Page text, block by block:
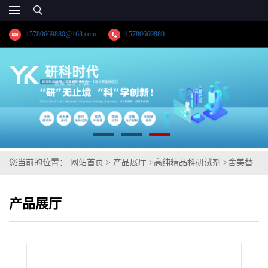
15780669880@163.com 15780669880
您当前的位置： 网站首页 > 产品展厅 >高纯精品科研试剂 >舍美替
产品展厅